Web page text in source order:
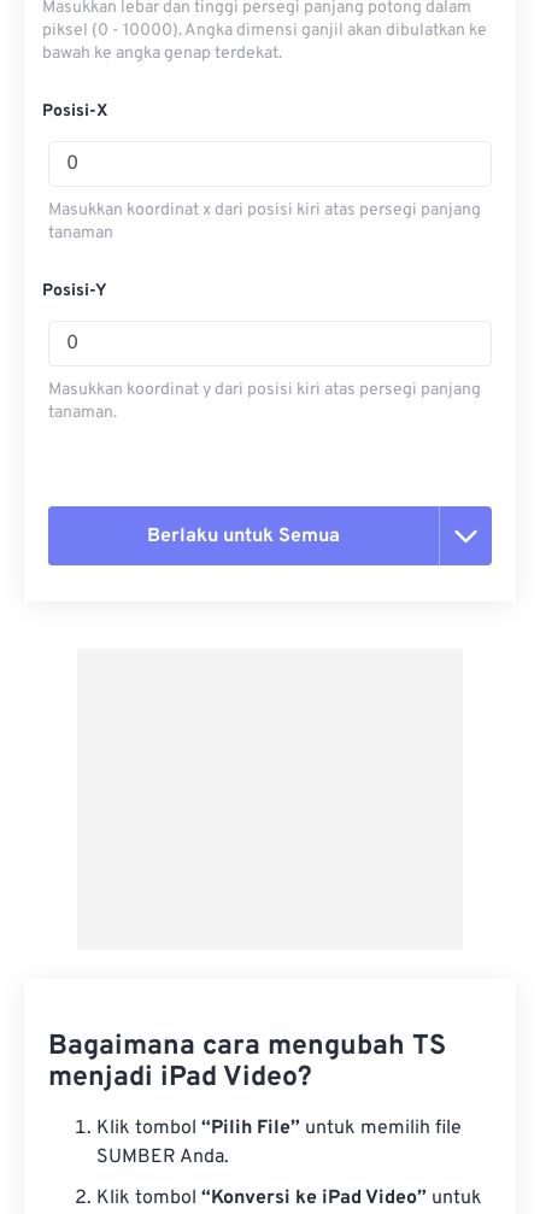
Masukkan lebar dan tinggi persegi panjang potong dalam
piksel (0 - 10000). Angka dimensi ganjil akan dibulatkan ke
bawah ke angka genap terdekat.
Posisi-X
Masukkan koordinat x dari posisi kiri atas persegi panjang
tanaman
Posisi-Y
Masukkan koordinat y dari posisi kiri atas persegi panjang
tanaman.
Berlaku untuk Semua
Bagaimana cara mengubah TS
menjadi iPad Video?
Klik tombol “Pilih File” untuk memilih file
SUMBER Anda.
Klik tombol “Konversi ke iPad Video” untuk